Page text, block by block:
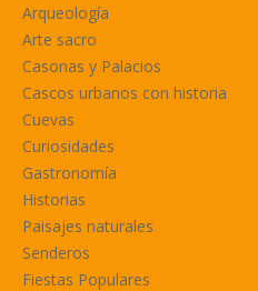
Arqueología
Arte sacro
Casonas y Palacios
Cascos urbanos con historia
Cuevas
Curiosidades
Gastronomía
Historias
Paisajes naturales
Senderos
Fiestas Populares